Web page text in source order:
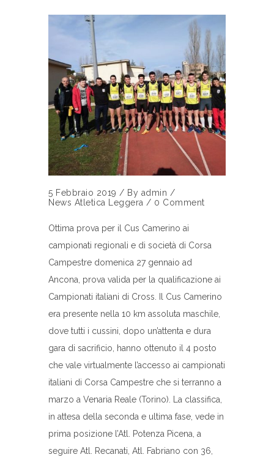
5 Febbraio 2019 / By admin /
News Atletica Leggera / 0 Comment
Ottima prova per il Cus Camerino ai
campionati regionali e di società di Corsa
Campestre domenica 27 gennaio ad
Ancona, prova valida per la qualificazione ai
Campionati italiani di Cross. Il Cus Camerino
era presente nella 10 km assoluta maschile,
dove tutti i cussini, dopo un’attenta e dura
gara di sacrificio, hanno ottenuto il 4 posto
che vale virtualmente l’accesso ai campionati
italiani di Corsa Campestre che si terranno a
marzo a Venaria Reale (Torino). La classifica,
in attesa della seconda e ultima fase, vede in
prima posizione l’Atl. Potenza Picena, a
seguire Atl. Recanati, Atl. Fabriano con 36,